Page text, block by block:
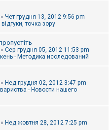
« Чет грудня 13, 2012 9:56 pm
точка зору
« Сер грудня 05, 2012 11:53 pm
- Методика исследований
« Нед грудня 02, 2012 3:47 pm
- Новости нашего
« Нед жовтня 28, 2012 7:25 pm